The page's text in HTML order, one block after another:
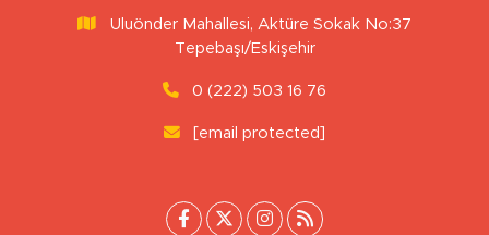
Uluönder Mahallesi, Aktüre Sokak No:37
Tepebaşı/Eskişehir
0 (222) 503 16 76
[email protected]